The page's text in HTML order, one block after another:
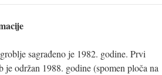
sagrađeno je 1982. godine. Prvi
je održan 1988. godine (spomen ploča na